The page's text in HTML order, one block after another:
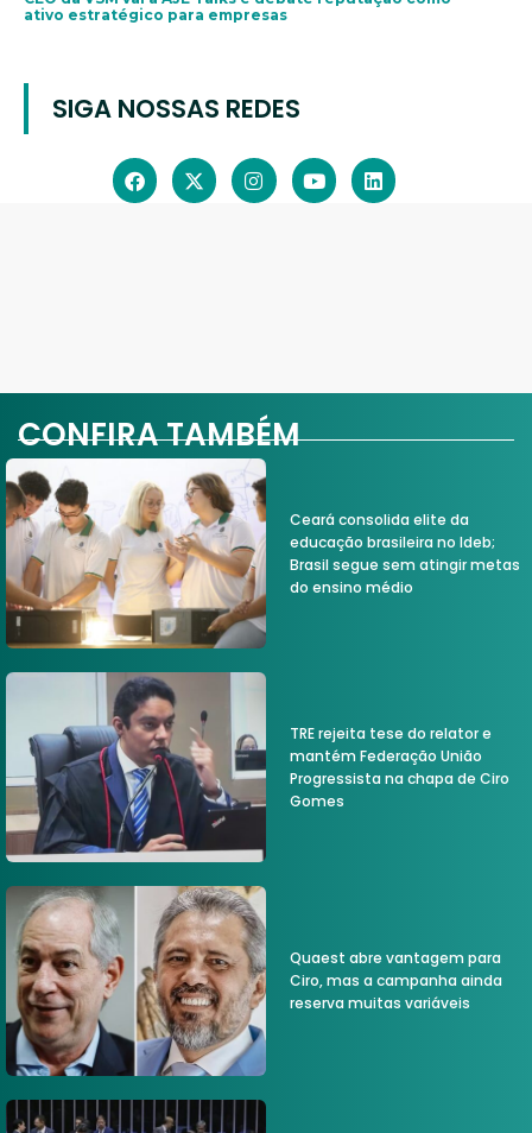
ativo estratégico para empresas
SIGA NOSSAS REDES
CONFIRA TAMBÉM
Ceará consolida elite da
educação brasileira no Ideb;
Brasil segue sem atingir metas
do ensino médio
TRE rejeita tese do relator e
mantém Federação União
Progressista na chapa de Ciro
Gomes
Quaest abre vantagem para
Ciro, mas a campanha ainda
reserva muitas variáveis